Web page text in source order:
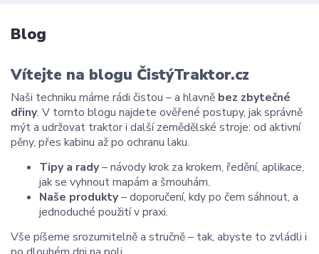
Blog
Vítejte na blogu ČistýTraktor.cz
Naši techniku máme rádi čistou – a hlavně bez zbytečné
dřiny. V tomto blogu najdete ověřené postupy, jak správně
mýt a udržovat traktor i další zemědělské stroje: od aktivní
pěny, přes kabinu až po ochranu laku.
Tipy a rady– návody krok za krokem, ředění, aplikace,
jak se vyhnout mapám a šmouhám.
Naše produkty– doporučení, kdy po čem sáhnout, a
jednoduché použití v praxi.
Vše píšeme srozumitelně a stručně – tak, abyste to zvládli i